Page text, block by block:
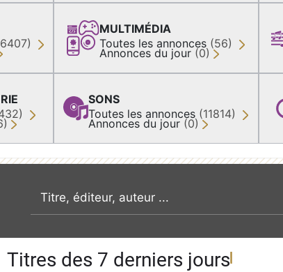
MULTIMÉDIA
Toutes les annonces (56)
Annonces du jour (0)
SONS
Toutes les annonces (11814)
Annonces du jour (0)
recherche par mot clé
Titres des 7 derniers jours